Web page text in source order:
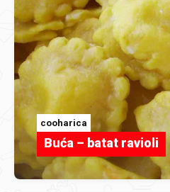
cooharica
Buća – batat ravioli